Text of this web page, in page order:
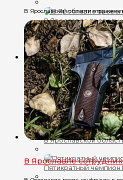
В Ярославле провели
Три коллектива
Спорт
Пятикратный чемпион
В здании
В Ярославской
Пятикратный чемпион
В Ярославской области
В Ярославле